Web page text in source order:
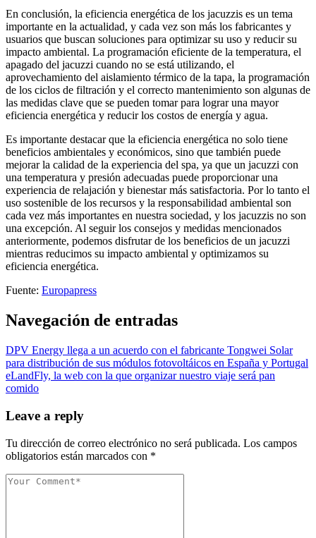
En conclusión, la eficiencia energética de los jacuzzis es un tema
importante en la actualidad, y cada vez son más los fabricantes y
usuarios que buscan soluciones para optimizar su uso y reducir su
impacto ambiental. La programación eficiente de la temperatura, el
apagado del jacuzzi cuando no se está utilizando, el
aprovechamiento del aislamiento térmico de la tapa, la programación
de los ciclos de filtración y el correcto mantenimiento son algunas de
las medidas clave que se pueden tomar para lograr una mayor
eficiencia energética y reducir los costos de energía y agua.
Es importante destacar que la eficiencia energética no solo tiene
beneficios ambientales y económicos, sino que también puede
mejorar la calidad de la experiencia del spa, ya que un jacuzzi con
una temperatura y presión adecuadas puede proporcionar una
experiencia de relajación y bienestar más satisfactoria. Por lo tanto el
uso sostenible de los recursos y la responsabilidad ambiental son
cada vez más importantes en nuestra sociedad, y los jacuzzis no son
una excepción. Al seguir los consejos y medidas mencionados
anteriormente, podemos disfrutar de los beneficios de un jacuzzi
mientras reducimos su impacto ambiental y optimizamos su
eficiencia energética.
Fuente: Europapress
Navegación de entradas
DPV Energy llega a un acuerdo con el fabricante Tongwei Solar
para distribución de sus módulos fotovoltáicos en España y Portugal
eLandFly, la web con la que organizar nuestro viaje será pan
comido
Leave a reply
Tu dirección de correo electrónico no será publicada. Los campos
obligatorios están marcados con *